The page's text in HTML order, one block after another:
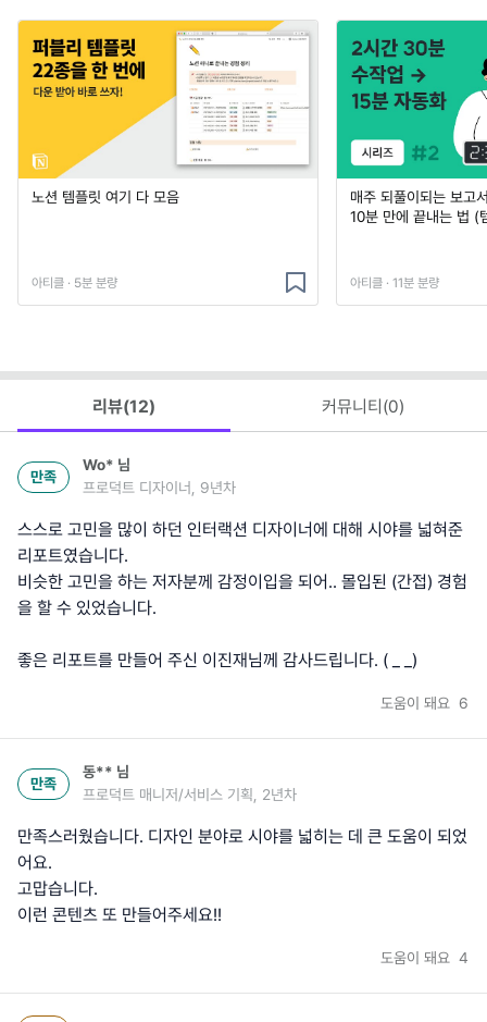
노션 템플릿 여기 다 모음
아티클 · 5분 분량
매주 되풀이되는 보고
10분 만에 끝내는 법 (
아티클 · 11분 분량
리뷰(12) 커뮤니티(0)
만족
Wo* 님
프로덕트 디자이너, 9년차
스스로 고민을 많이 하던 인터랙션 디자이너에 대해 시야를 넓혀준
리포트였습니다.
비슷한 고민을 하는 저자분께 감정이입을 되어.. 몰입된 (간접) 경험
을 할 수 있었습니다.
좋은 리포트를 만들어 주신 이진재님께 감사드립니다. ( _ _)
도움이 돼요 6
만족
동** 님
프로덕트 매니저/서비스 기획, 2년차
만족스러웠습니다. 디자인 분야로 시야를 넓히는 데 큰 도움이 되었
어요.
고맙습니다.
이런 콘텐츠 또 만들어주세요!!
도움이 돼요 4